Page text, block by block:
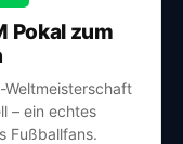
Pokal zum
Weltmeisterschaft
– ein echtes
Fußballfans.